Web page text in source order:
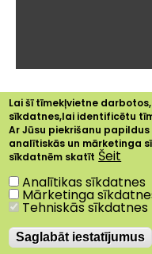
Lai šī tīmekļvietne
sīkdatnes,lai identificētu
Ar Jūsu piekrišanu
analītiskās un mārketinga
sīkdatnēm skatīt Šeit
Analītikas sīkdatnes
Mārketinga
Tehniskās sīkdatnes
Saglabāt iestatījumus